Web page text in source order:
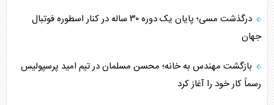
تخریب پل‌ها در اوکراین و فروپاشی روایت دوگانه غرب
درگذشت مسی؛ پایان یک دوره ۳۰ ساله در کنار اسطوره فوتبال
جهان
بازگشت مهندس به خانه؛ محسن مسلمان در تیم امید پرسپولیس
رسماً کار خود را آغاز کرد